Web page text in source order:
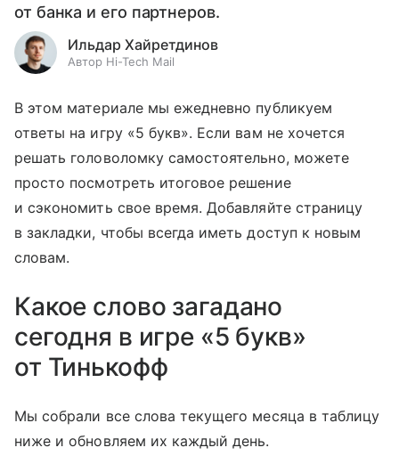
от банка и его партнеров.
Ильдар Хайретдинов
Автор Hi-Tech Mail
В этом материале мы ежедневно публикуем
ответы на игру «5 букв». Если вам не хочется
решать головоломку самостоятельно, можете
просто посмотреть итоговое решение
и сэкономить свое время. Добавляйте страницу
в закладки, чтобы всегда иметь доступ к новым
словам.
Какое слово загадано
сегодня в игре «5 букв»
от Тинькофф
Мы собрали все слова текущего месяца в таблицу
ниже и обновляем их каждый день.